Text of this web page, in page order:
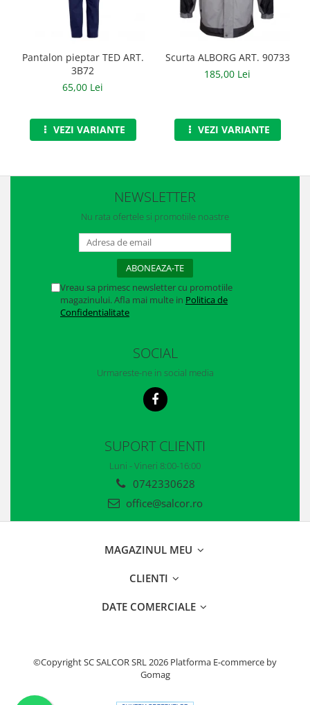
Incaltaminte Outdoor
Protectia capului
Sepci
Protectie Respiratorie
Protectie vizuala
Semnalizare rutiera
Pantalon pieptar TED ART.
3B72
65,00 Lei
VEZI VARIANTE
Scurta ALBORG ART. 90733
185,00 Lei
VEZI VARIANTE
NEWSLETTER
Nu rata ofertele si promotiile noastre
Vreau sa primesc newsletter cu promotiile
magazinului. Afla mai multe in Politica de
Confidentialitate
SOCIAL
Urmareste-ne in social media
SUPORT CLIENTI
Luni - Vineri 8:00-16:00
0742330628
office@salcor.ro
MAGAZINUL MEU
CLIENTI
DATE COMERCIALE
©Copyright SC SALCOR SRL 2026 Platforma E-commerce by
Gomag